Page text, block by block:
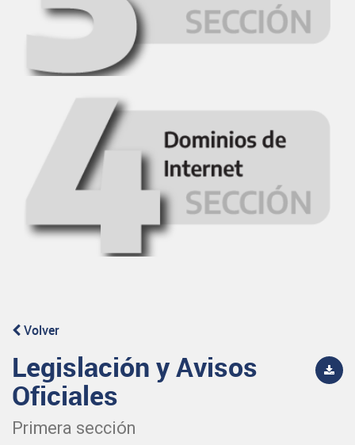
Volver
Legislación y Avisos
Oficiales
Primera sección